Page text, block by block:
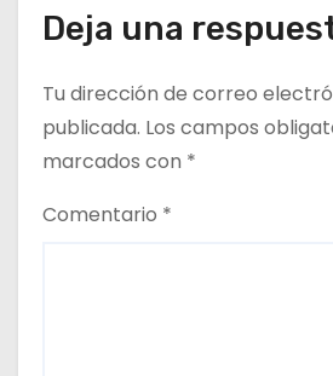
Deja una
Tu dirección de correo
publicada. Los campos
marcados con *
Comentario *